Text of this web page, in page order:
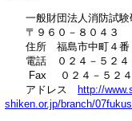
一般財団法人消防試験
〒９６０－８０４３
住所 福島市中町４番
電話 ０２４－５２４
Fax ０２４－５２４
アドレス
http://
shiken.or.jp/branch/